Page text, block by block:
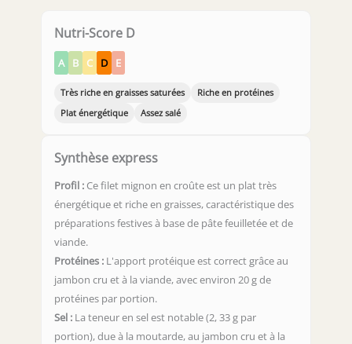
Nutri-Score D
A B C D E
Très riche en graisses saturées
Riche en protéines
Plat énergétique
Assez salé
Synthèse express
Profil : Ce filet mignon en croûte est un plat très
énergétique et riche en graisses, caractéristique des
préparations festives à base de pâte feuilletée et de
viande.
Protéines : L'apport protéique est correct grâce au
jambon cru et à la viande, avec environ 20 g de
protéines par portion.
Sel : La teneur en sel est notable (2, 33 g par
portion), due à la moutarde, au jambon cru et à la